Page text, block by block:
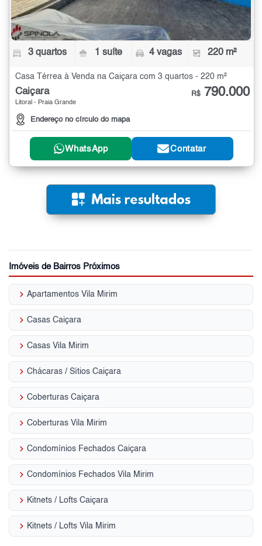
3 quartos 1 suíte 4 vagas 220 m²
Casa Térrea à Venda na Caiçara com 3 quartos - 220 m²
Caiçara
Litoral - Praia Grande
Endereço no círculo do mapa
R$ 790.000
WhatsApp Contatar
Imóveis de Bairros Próximos
keyboard_arrow_right Apartamentos Vila Mirim
keyboard_arrow_right Casas Caiçara
keyboard_arrow_right Casas Vila Mirim
keyboard_arrow_right Chácaras / Sítios Caiçara
keyboard_arrow_right Coberturas Caiçara
keyboard_arrow_right Coberturas Vila Mirim
keyboard_arrow_right Condomínios Fechados Caiçara
keyboard_arrow_right Condomínios Fechados Vila Mirim
keyboard_arrow_right Kitnets / Lofts Caiçara
keyboard_arrow_right Kitnets / Lofts Vila Mirim